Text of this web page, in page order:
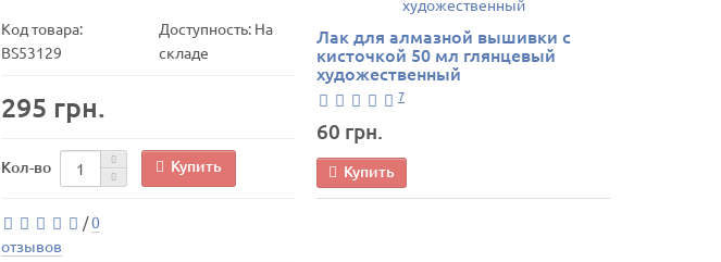
Код товара:
BS53129
Доступность: На
складе
295 грн.
Кол-во Купить
/0
отзывов
Лак для алмазной вышивки с
кисточкой 50 мл глянцевый
художественный
7
60 грн.
Купить